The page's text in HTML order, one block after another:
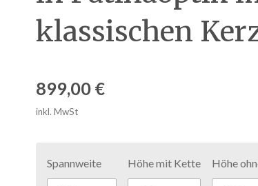
klassischen
899,00 €
inkl. MwSt
Spannweite Höhe mit Kette Höhe